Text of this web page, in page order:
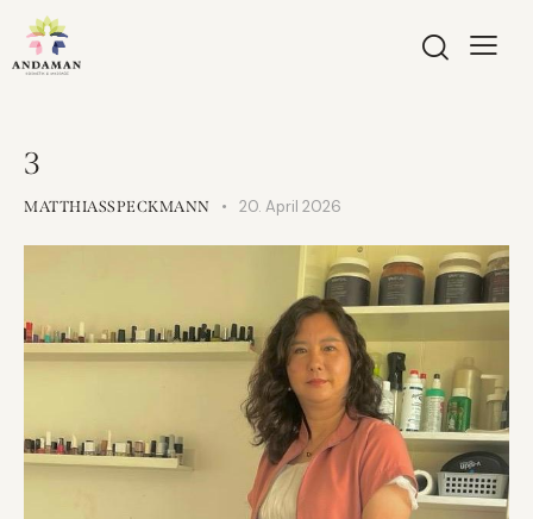
3
MATTHIASSPECKMANN 20. April 2026